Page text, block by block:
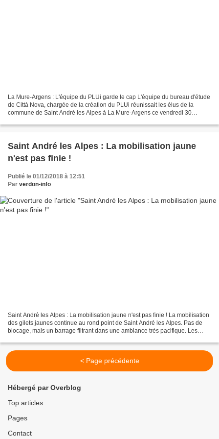
La Mure-Argens : L'équipe du PLUi garde le cap L'équipe du bureau d'étude
de Città Nova, chargée de la création du PLUi réunissait les élus de la
commune de Saint André les Alpes à La Mure-Argens ce vendredi 30
Saint André les Alpes : La mobilisation jaune
n'est pas finie !
Publié le 01/12/2018 à 12:51
Par verdon-info
Saint André les Alpes : La mobilisation jaune n'est pas finie ! La mobilisation
des gilets jaunes continue au rond point de Saint André les Alpes. Pas de
blocage, mais un barrage filtrant dans une ambiance très pacifique. Les
< Page précédente
Hébergé par Overblog
Top articles
Pages
Contact